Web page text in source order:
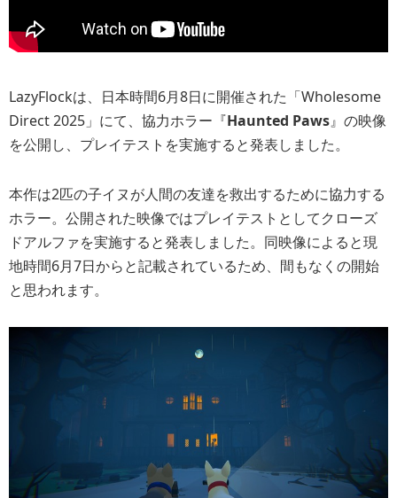
LazyFlockは、日本時間6月8日に開催された「Wholesome
Direct 2025」にて、協力ホラー『Haunted Paws』の映像
を公開し、プレイテストを実施すると発表しました。
本作は2匹の子イヌが人間の友達を救出するために協力する
ホラー。公開された映像ではプレイテストとしてクローズ
ドアルファを実施すると発表しました。同映像によると現
地時間6月7日からと記載されているため、間もなくの開始
と思われます。